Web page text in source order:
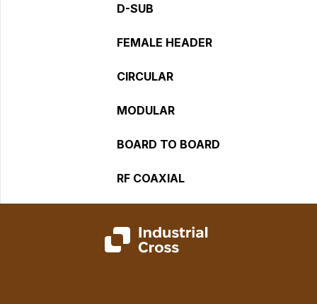
D-SUB
FEMALE HEADER
CIRCULAR
MODULAR
BOARD TO BOARD
RF COAXIAL